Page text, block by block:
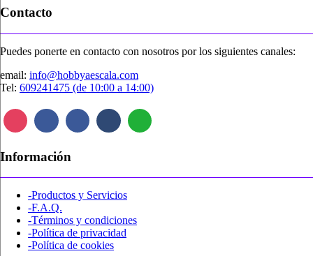
en
página
producto
Contacto
Puedes ponerte en contacto con nosotros por los siguientes canales:
email: info@hobbyaescala.com
Tel: 609241475 (de 10:00 a 14:00)
Información
-Productos y Servicios
-F.A.Q.
-Términos y condiciones
-Política de privacidad
-Política de cookies